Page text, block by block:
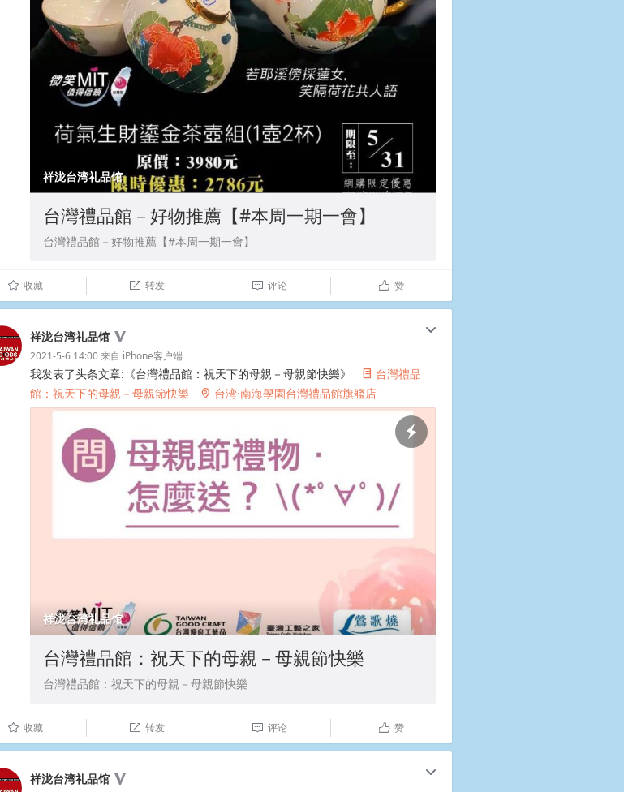
祥泷台湾礼品馆
台灣禮品館－好物推薦【#本周一期一會】
台灣禮品館－好物推薦【#本周一期一會】
û 收藏  转发  评论 ñ 赞
c
祥泷台湾礼品馆
2021-5-6 14:00来自 iPhone客户端
我发表了头条文章:《台灣禮品館：祝天下的母親－母親節快樂》 ° 台灣禮品
館：祝天下的母親－母親節快樂
2 台湾·南海學園台灣禮品館旗艦店
祥泷台湾礼品馆

台灣禮品館：祝天下的母親－母親節快樂
台灣禮品館：祝天下的母親－母親節快樂
û 收藏  转发  评论 ñ 赞
c
祥泷台湾礼品馆